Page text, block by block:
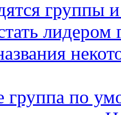
группы
лидером
группа по